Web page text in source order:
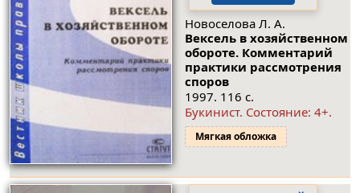
Новоселова Л. А.
Вексель в хозяйственном
обороте. Комментарий
практики рассмотрения
споров
1997. 116 с.
Букинист. Состояние: 4+.
Мягкая обложка